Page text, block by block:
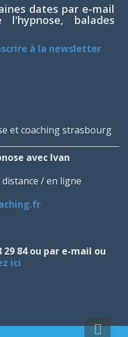
dates par e-mail
balades
à la newsletter
avec Ivan
/ en ligne
29 84 ou par e-mail ou
ici